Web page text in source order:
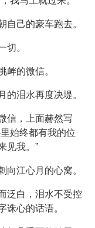
自己的豪车跑去。
切。
衅的微信。
的泪水再度决堤。
信，上面赫然写
始终都有我的位
见我。”
向江心月的心窝。
泛白，泪水不受控
诛心的话语。